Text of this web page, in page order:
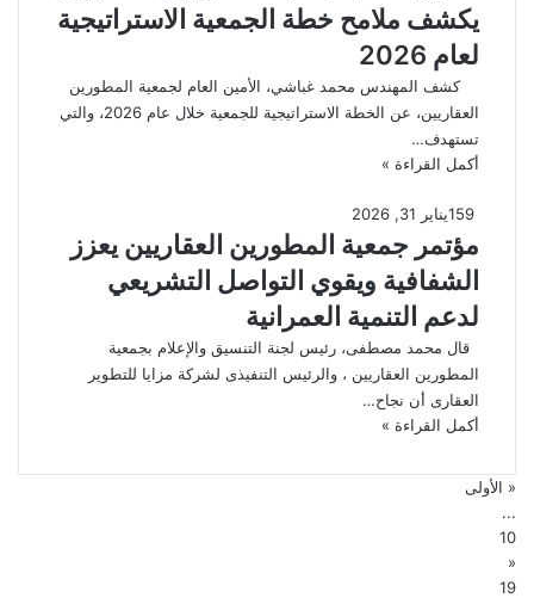
يكشف ملامح خطة الجمعية الاستراتيجية
لعام 2026
كشف المهندس محمد غباشي، الأمين العام لجمعية المطورين
العقاريين، عن الخطة الاستراتيجية للجمعية خلال عام 2026، والتي
تستهدف…
أكمل القراءة »
يناير 31, 2026
مؤتمر جمعية المطورين العقاريين يعزز
الشفافية ويقوي التواصل التشريعي
لدعم التنمية العمرانية
قال محمد مصطفى، رئيس لجنة التنسيق والإعلام بجمعية
المطورين العقاريين ، والرئيس التنفيذى لشركة مزايا للتطوير
العقارى أن نجاح…
أكمل القراءة »
« الأولى
...
10
«
19